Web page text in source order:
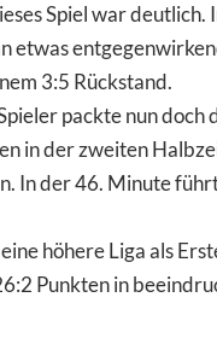
Spiel war deutlich.
etwas
3:5 Rückstand.
packte nun
in der zweiten
In der 46. Minute
höhere Liga als
Punkten in